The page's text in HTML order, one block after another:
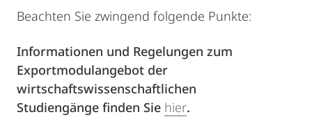
Beachten Sie zwingend folgende Punkte:
Informationen und Regelungen zum
Exportmodulangebot der
wirtschaftswissenschaftlichen
Studiengänge finden Sie hier.